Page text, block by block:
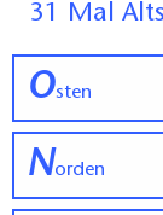
31 Mal
Osten
Norden